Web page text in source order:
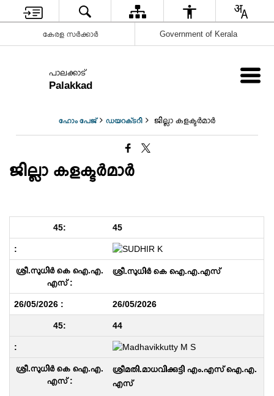
കേരള സർക്കാർ Government of Kerala
പാലക്കാട്
Palakkad
ഹോം പേജ് ഡയറക്‌ടറി ജില്ലാ കളക്ടർമാർ
ജില്ലാ കളക്ടർമാർ
45
ശ്രീ.സുധിർ കെ ഐ.എ.എസ്
26/05/2026
44
ശ്രീമതി.മാധവിക്കുട്ടി എം.എസ് ഐ.എ.
എസ്